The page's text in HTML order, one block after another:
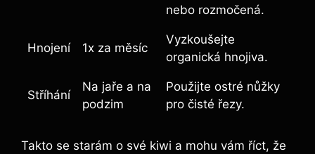
nebo rozmočená.
Hnojení 1x za měsíc
Vyzkoušejte
organická hnojiva.
Stříhání
Na jaře a na
podzim
Použijte ostré nůžky
pro čisté řezy.
Takto se starám o své kiwi a mohu vám říct, že